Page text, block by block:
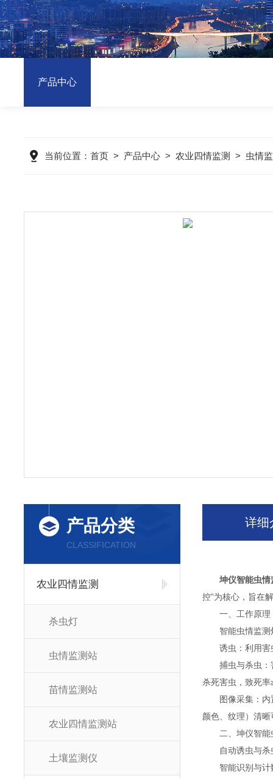
产品中心
当前位置： 首页 > 产品中心 > 农业四情监测 > 虫情
产品分类
CLASSIFICATION
农业四情监测
杀虫灯
虫情监测站
苗情监测站
农业四情监测站
土壤监测仪
详细
坤仪智能虫情
控”为核心，旨在
一、工作原理
智能虫情监测
诱虫：利用害虫
捕虫与杀虫：害
杀死害虫，致死
图像采集：内置
颜色、纹理）清晰
二、坤仪智能
自动诱虫与杀虫
智能识别与计数